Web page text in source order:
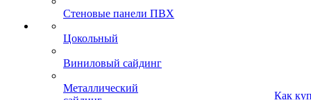
Стеновые панели ПВХ
Цокольный
Виниловый сайдинг
Металлический
Как